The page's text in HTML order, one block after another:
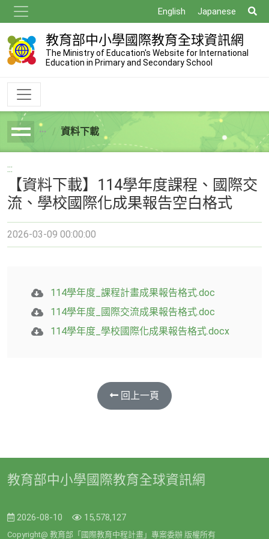
到
主
要
內
English Japanese
尋
教育部中小學國際教育全球資訊網
The Ministry of Education's Website for International
Education in Primary and Secondary School
breadcrumb資料下載
:::
【資料下載】114學年度課程、國際交
流、學校國際化成果報告空白格式
2026-03-09 00:00:00
114學年度_課程計畫成果報告格式.doc
114學年度_國際交流成果報告格式.doc
114學年度_學校國際化成果報告格式.docx
回上一頁
教育部中小學國際教育全球資訊網
2026-08-10 15,578,127
Copyright@ 教育部「國際教育中程計畫」專案委辦 版權所有